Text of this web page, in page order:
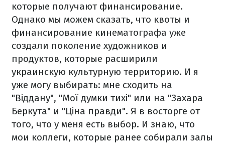
которые получают финансирование.
Однако мы можем сказать, что квоты и
финансирование кинематографа уже
создали поколение художников и
продуктов, которые расширили
украинскую культурную территорию. И я
уже могу выбирать: мне сходить на
"Віддану", "Мої думки тихі" или на "Захара
Беркута" и "Ціна правди". Я в восторге от
того, что у меня есть выбор. И знаю, что
мои коллеги, которые ранее собирали залы